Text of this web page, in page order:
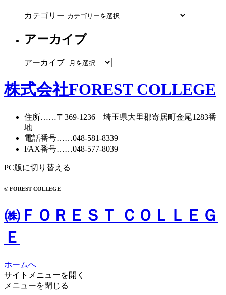
カテゴリー
アーカイブ
アーカイブ
株式会社FOREST COLLEGE
住所……〒369-1236 埼玉県大里郡寄居町金尾1283番
地
電話番号……048-581-8339
FAX番号……048-577-8039
PC版に切り替える
© FOREST COLLEGE
㈱ＦＯＲＥＳＴ ＣＯＬＬＥＧ
Ｅ
ホームへ
サイトメニューを開く
メニューを閉じる